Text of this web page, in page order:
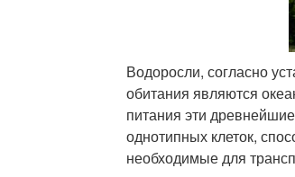
Водоросли, согласно
обитания являются
питания эти
однотипных клеток,
необходимые для